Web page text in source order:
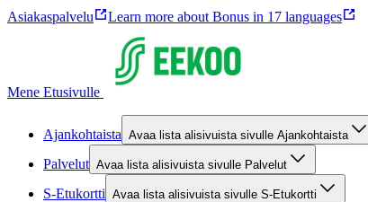
Asiakaspalvelu Learn more about Bonus in 17 languages
Mene Etusivulle
Ajankohtaista Avaa lista alisivuista sivulle Ajankohtaista
Palvelut Avaa lista alisivuista sivulle Palvelut
S-Etukortti Avaa lista alisivuista sivulle S-Etukortti